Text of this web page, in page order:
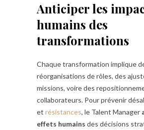
Anticiper les
humains des
transformations
Chaque transformation implique
réorganisations de rôles, des
missions, voire des
collaborateurs. Pour prévenir
et résistances, le Talent Manager
effets humains des décisions